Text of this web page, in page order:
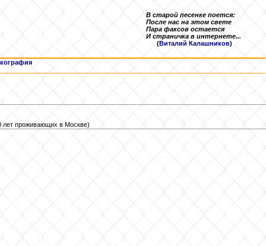
В старой песенке поется:
После нас на этом свете
Пара факсов остается
И страничка в интернете...
(Виталий Калашников)
лет проживающих в Москве)